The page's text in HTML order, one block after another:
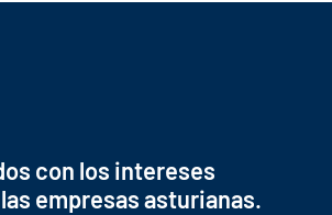
con los intereses
empresas asturianas.